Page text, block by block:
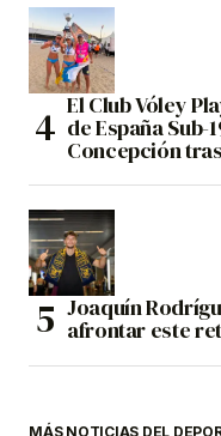
El Club Vóley
de España Sub-
Concepción
Joaquín
afrontar este
MÁS NOTICIAS DEL